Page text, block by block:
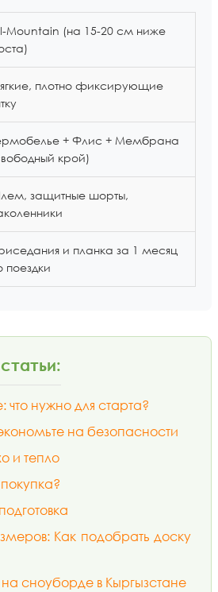
Mountain (на 15-20 см ниже
плотно фиксирующие
+ Флис + Мембрана
крой)
защитные шорты,
и планка за 1 месяц
поездки
нужно для старта?
на безопасности
и тепло
Как подобрать доску
на сноуборде в Кыргызстане